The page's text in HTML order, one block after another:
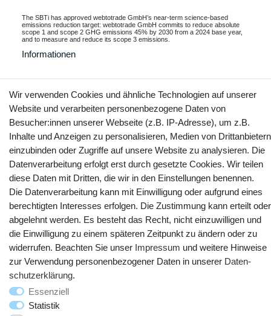
The SBTi has approved webtotrade GmbH’s near-term science-based
emissions reduction target: webtotrade GmbH commits to reduce absolute
scope 1 and scope 2 GHG emissions 45% by 2030 from a 2024 base year,
and to measure and reduce its scope 3 emissions.
Informationen
Vertrag widerrufen Kontakt
YouTube
© Copyright 2025 webtotrade GmbH. Alle Rechte vorbehalten.
Wir verwenden Cookies und ähnliche Technologien auf unserer
Website und verarbeiten personenbezogene Daten von
Besucher:innen unserer Webseite (z.B. IP-Adresse), um z.B.
Inhalte und Anzeigen zu personalisieren, Medien von Drittanbietern
einzubinden oder Zugriffe auf unsere Website zu analysieren. Die
Datenverarbeitung erfolgt erst durch gesetzte Cookies. Wir teilen
diese Daten mit Dritten, die wir in den Einstellungen benennen.
Die Datenverarbeitung kann mit Einwilligung oder aufgrund eines
berechtigten Interesses erfolgen. Die Zustimmung kann erteilt oder
abgelehnt werden. Es besteht das Recht, nicht einzuwilligen und
die Einwilligung zu einem späteren Zeitpunkt zu ändern oder zu
widerrufen. Beachten Sie unser Impressum und weitere Hinweise
zur Verwendung personenbezogener Daten in unserer Daten­
schutz­erklärung.
Essenziell
Statistik